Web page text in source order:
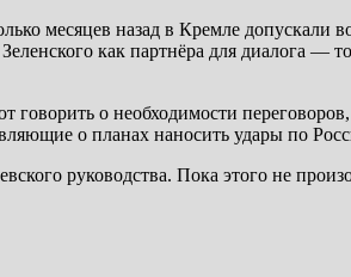
месяцев назад в Кремле допускали
как партнёра для диалога —
о необходимости
о планах наносить удары по
руководства. Пока этого не